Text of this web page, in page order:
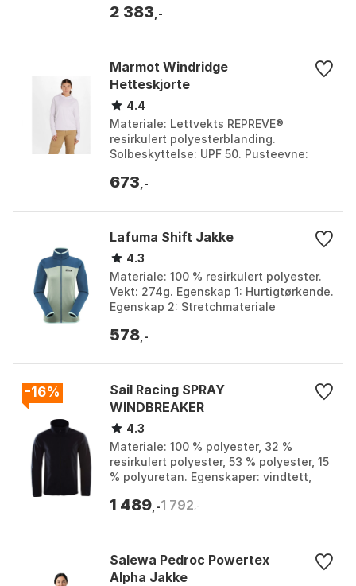
Farge:...
2 383 ,-
Marmot Windridge
Hetteskjorte
4.4
Materiale: Lettvekts REPREVE®
resirkulert polyesterblanding.
Solbeskyttelse: UPF 50. Pusteevne:
Hette: Crossover-hette for...
673 ,-
Lafuma Shift Jakke
4.3
Materiale: 100 % resirkulert polyester.
Vekt: 274g. Egenskap 1: Hurtigtørkende.
Egenskap 2: Stretchmateriale
Størrelse: S.
578 ,-
-16%
Sail Racing SPRAY
WINDBREAKER
4.3
Materiale: 100 % polyester, 32 %
resirkulert polyester, 53 % polyester, 15
% polyuretan. Egenskaper: vindtett,
DWR-behandling...
1 489 ,-1 792,-
Salewa Pedroc Powertex
Alpha Jakke